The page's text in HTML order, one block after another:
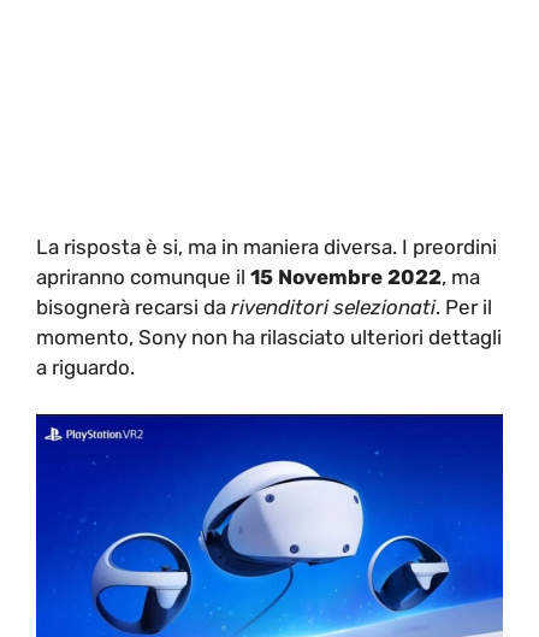
La risposta è si, ma in maniera diversa. I preordini
apriranno comunque il 15 Novembre 2022, ma
bisognerà recarsi da rivenditori selezionati. Per il
momento, Sony non ha rilasciato ulteriori dettagli
a riguardo.